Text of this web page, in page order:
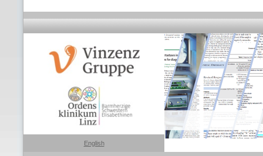
English